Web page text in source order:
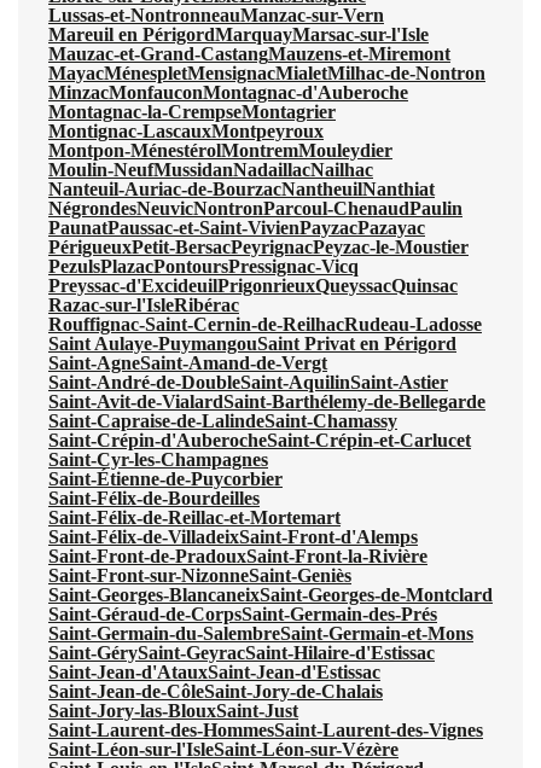
Lussas-et-NontronneauManzac-sur-Vern
Mareuil en PérigordMarquayMarsac-sur-l'Isle
Mauzac-et-Grand-CastangMauzens-et-Miremont
MayacMénespletMensignacMialetMilhac-de-Nontron
MinzacMonfauconMontagnac-d'Auberoche
Montagnac-la-CrempseMontagrier
Montignac-LascauxMontpeyroux
Montpon-MénestérolMontremMouleydier
Moulin-NeufMussidanNadaillacNailhac
Nanteuil-Auriac-de-BourzacNantheuilNanthiat
NégrondesNeuvicNontronParcoul-ChenaudPaulin
PaunatPaussac-et-Saint-VivienPayzacPazayac
PérigueuxPetit-BersacPeyrignacPeyzac-le-Moustier
PezulsPlazacPontoursPressignac-Vicq
Preyssac-d'ExcideuilPrigonrieuxQueyssacQuinsac
Razac-sur-l'IsleRibérac
Rouffignac-Saint-Cernin-de-ReilhacRudeau-Ladosse
Saint Aulaye-PuymangouSaint Privat en Périgord
Saint-AgneSaint-Amand-de-Vergt
Saint-André-de-DoubleSaint-AquilinSaint-Astier
Saint-Avit-de-VialardSaint-Barthélemy-de-Bellegarde
Saint-Capraise-de-LalindeSaint-Chamassy
Saint-Crépin-d'AuberocheSaint-Crépin-et-Carlucet
Saint-Cyr-les-Champagnes
Saint-Étienne-de-Puycorbier
Saint-Félix-de-Bourdeilles
Saint-Félix-de-Reillac-et-Mortemart
Saint-Félix-de-VilladeixSaint-Front-d'Alemps
Saint-Front-de-PradouxSaint-Front-la-Rivière
Saint-Front-sur-NizonneSaint-Geniès
Saint-Georges-BlancaneixSaint-Georges-de-Montclard
Saint-Géraud-de-CorpsSaint-Germain-des-Prés
Saint-Germain-du-SalembreSaint-Germain-et-Mons
Saint-GérySaint-GeyracSaint-Hilaire-d'Estissac
Saint-Jean-d'AtauxSaint-Jean-d'Estissac
Saint-Jean-de-CôleSaint-Jory-de-Chalais
Saint-Jory-las-BlouxSaint-Just
Saint-Laurent-des-HommesSaint-Laurent-des-Vignes
Saint-Léon-sur-l'IsleSaint-Léon-sur-Vézère